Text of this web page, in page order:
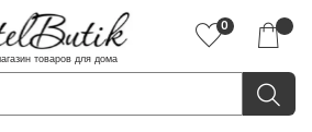
товаров для дома
0